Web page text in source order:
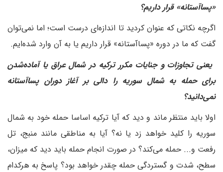
«پساآستانه» قرار داریم؟
اگرچه نکاتی که عنوان کردید تا اندازه‌ای درست است؛ اما نمی‌توان
گفت که ما در دوره «پساآستانه» قرار داریم یا به آن وارد شده‌ایم.
‌ یعنی تجاوزات و جنایات مکرر ترکیه در شمال عراق یا آماده‌شدن
برای حمله به شمال سوریه را دالی بر آغاز دوران پساآستانه
نمی‌دانید؟
اولا باید منتظر ماند و دید که آیا ترکیه اساسا حمله خود به شمال
سوریه را کلید خواهد زد یا نه؟ آیا به مناطقی مانند منبج، تل
رفعت و... حمله می‌کند؟ در صورت انجام حمله باید دید که میزان،
سطح، شدت و گستردگی حمله چقدر خواهد بود؟ پاسخ به هر‌کدام